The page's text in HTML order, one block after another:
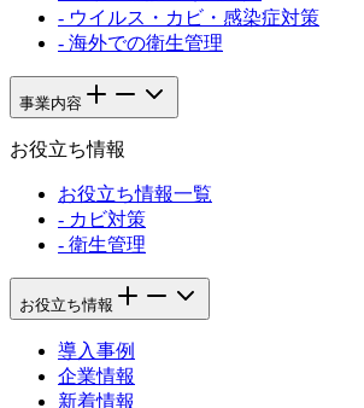
- ウイルス・カビ・感染症対策
- 海外での衛生管理
事業内容
お役立ち情報
お役立ち情報一覧
- カビ対策
- 衛生管理
お役立ち情報
導入事例
企業情報
新着情報